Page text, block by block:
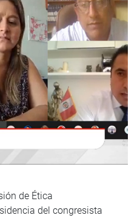
de Ética
del congresista